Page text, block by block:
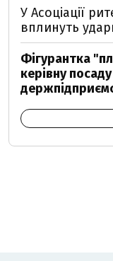
У Асоціації
вплинуть
Фігурантка
керівну